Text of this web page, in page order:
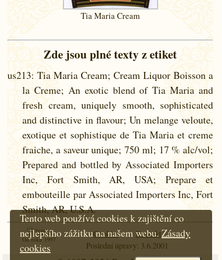
Tia Maria Cream
Zde jsou plné texty z etiket
us213: Tia Maria Cream; Cream Liquor Boisson a
la Creme; An exotic blend of Tia Maria and
fresh cream, uniquely smooth, sophisticated
and distinctive in flavour; Un melange veloute,
exotique et sophistique de Tia Maria et creme
fraiche, a saveur unique; 750 ml; 17 % alc/vol;
Prepared and bottled by Associated Importers
Inc, Fort Smith, AR, USA; Prepare et
embouteille par Associated Importers Inc, Fort
Smith, AR, U.S.A.
Od roku 1997
Cookies
Kontakt
Poslední úpravy: 3.6.2001
Tento web používá cookies k zajištění co
nejlepšího zážitku na našem webu.Zásady
cookies